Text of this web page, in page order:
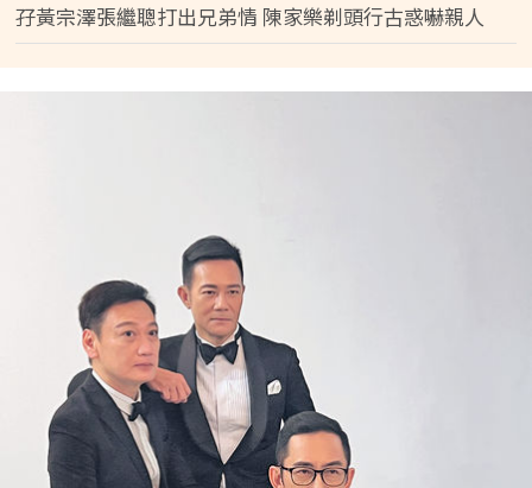
孖黃宗澤張繼聰打出兄弟情 陳家樂剃頭行古惑嚇親人